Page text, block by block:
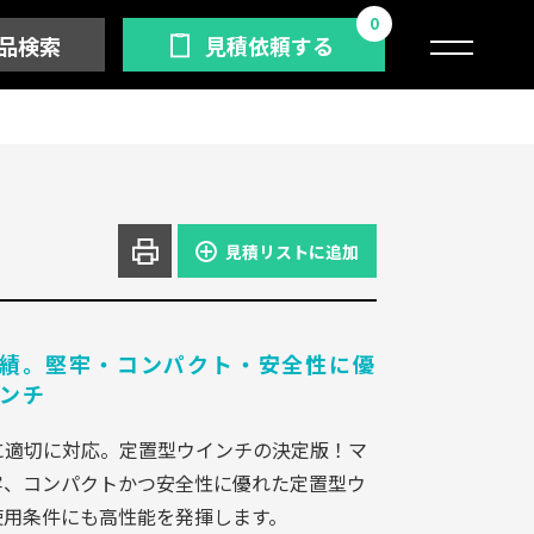
検索 見積依頼する
0
見積リストに追加
。堅牢・コンパクト・安全性に優
チ
切に対応。定置型ウインチの決定版！マ
コンパクトかつ安全性に優れた定置型ウ
条件にも高性能を発揮します。